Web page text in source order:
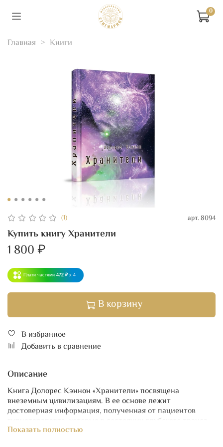
0
Главная Книги
(1) арт.8094
Купить книгу Хранители
1 800 ₽
Плати частями 472 ₽ x 4
В корзину
В избранное
Добавить в сравнение
Описание
Книга Долорес Кэннон «Хранители» посвящена
внеземным цивилизациям. В ее основе лежит
достоверная информация, полученная от пациентов
гипнотерапевта, которые в состоянии глубокого транса
рассказывали о контактах с иным разумом. Автор не
Показать полностью